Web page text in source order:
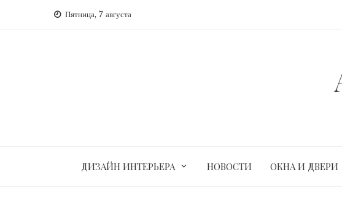
Пятница, 7 августа
ДИЗАЙН ИНТЕРЬЕРА НОВОСТИ ОКНА И ДВЕРИ